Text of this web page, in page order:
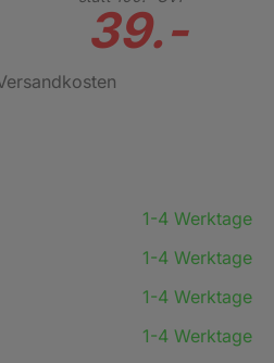
39.-
1-4 Werktage
1-4 Werktage
1-4 Werktage
1-4 Werktage